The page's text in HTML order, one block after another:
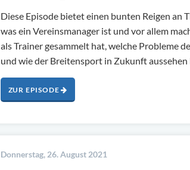
Diese Episode bietet einen bunten Reigen an
was ein Vereinsmanager ist und vor allem
als Trainer gesammelt hat, welche Probleme
und wie der Breitensport in Zukunft aussehen
ZUR EPISODE
Donnerstag, 26. August 2021